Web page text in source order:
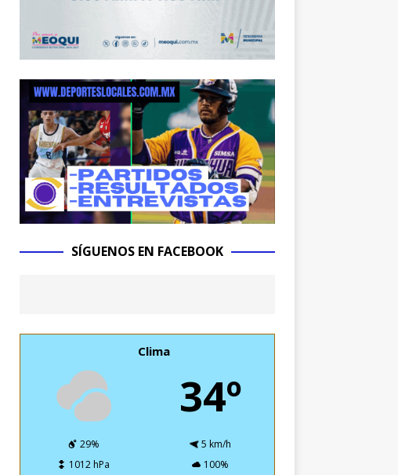
SÍGUENOS EN FACEBOOK
Clima
34º
29%
5 km/h
1012 hPa
100%